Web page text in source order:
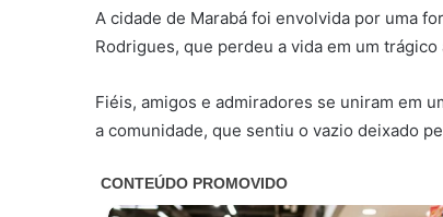
A cidade de Marabá foi envolvida por uma
Rodrigues, que perdeu a vida em um
Fiéis, amigos e admiradores se uniram em
a comunidade, que sentiu o vazio deixado